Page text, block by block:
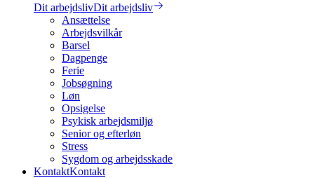
Dit arbejdslivDit arbejdsliv
Ansættelse
Arbejdsvilkår
Barsel
Dagpenge
Ferie
Jobsøgning
Løn
Opsigelse
Psykisk arbejdsmiljø
Senior og efterløn
Stress
Sygdom og arbejdsskade
KontaktKontakt